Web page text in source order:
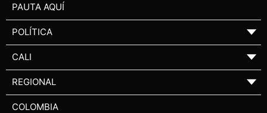
PAUTA AQUÍ
POLÍTICA ▼
CALI ▼
REGIONAL ▼
COLOMBIA